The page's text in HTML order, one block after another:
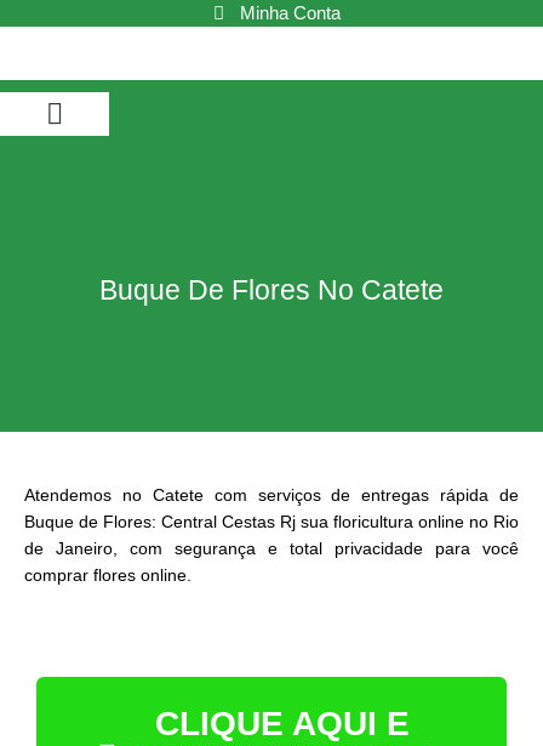
conteúdo
Minha Conta
Buque De Flores No Catete
Atendemos no Catete com serviços de entregas rápida de
Buque de Flores: Central Cestas Rj sua floricultura online no Rio
de Janeiro, com segurança e total privacidade para você
comprar flores online.
CLIQUE AQUI E